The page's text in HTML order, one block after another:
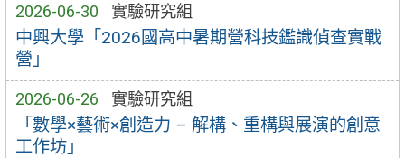
2026-06-30 實驗研究組
中興大學「2026國高中暑期營科技鑑識偵查實戰
營」
2026-06-26 實驗研究組
「數學×藝術×創造力 – 解構、重構與展演的創意
工作坊」